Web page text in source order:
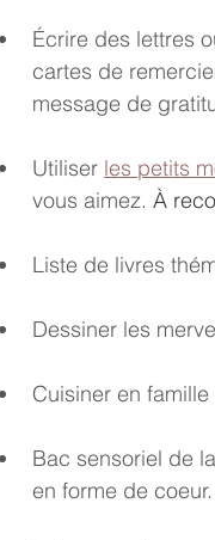
Écrire des lettres
cartes de
message de
Utiliser les petits
vous aimez. À
Liste de livres
Dessiner les
Cuisiner en
Bac sensoriel de
en forme de